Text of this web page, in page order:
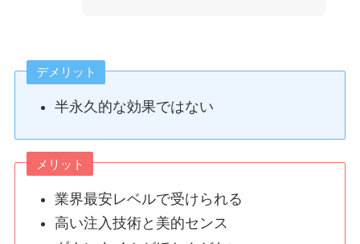
デメリット
半永久的な効果ではない
メリット
業界最安レベルで受けられる
高い注入技術と美的センス